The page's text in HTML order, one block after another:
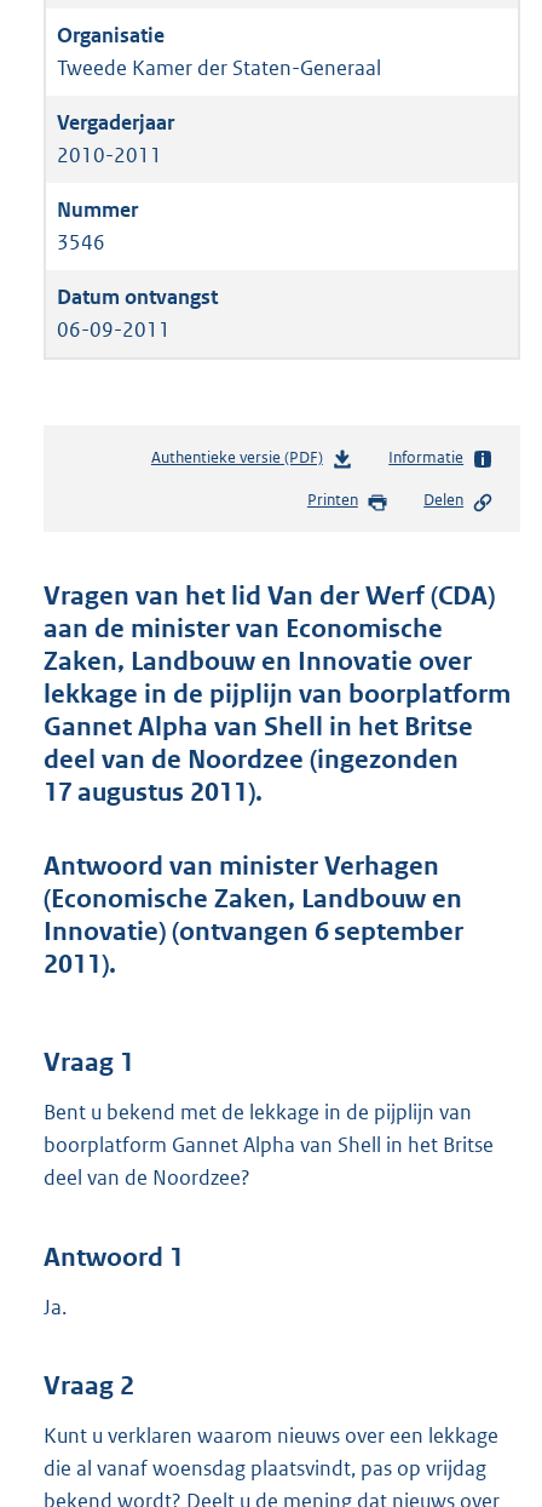
Tweede Kamer der Staten-Generaal
2010-2011
3546
06-09-2011
Authentieke versie (PDF)b
s
n
d
s
g
r
o
o
4
4
b
Informatie
Printen Delen
Vragen van het lid Van der Werf (CDA)
aan de minister van Economische
Zaken, Landbouw en Innovatie over
lekkage in de pijplijn van boorplatform
Gannet Alpha van Shell in het Britse
deel van de Noordzee (ingezonden
17 augustus 2011).
Antwoord van minister Verhagen
(Economische Zaken, Landbouw en
Innovatie) (ontvangen 6 september
2011).
Vraag 1
Bent u bekend met de lekkage in de pijplijn van
boorplatform Gannet Alpha van Shell in het Britse
deel van de Noordzee?
Antwoord 1
Ja.
Vraag 2
Kunt u verklaren waarom nieuws over een lekkage
die al vanaf woensdag plaatsvindt, pas op vrijdag
bekend wordt? Deelt u de mening dat nieuws over